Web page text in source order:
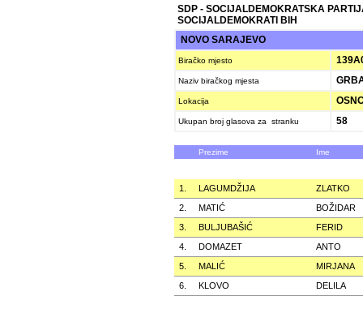
SDP - SOCIJALDEMOKRATSKA
SOCIJALDEMOKRATI BIH
NOVO SARAJEVO
Biračko mjesto
Naziv biračkog mjesta
Lokacija
Ukupan broj glasova za stranku 58
Prezime Ime
1. LAGUMDŽIJA
ZLATKO
2.
MATIĆ
BOŽIDAR
3.
BULJUBAŠIĆ
FERID
4.
DOMAZET
ANTO
5.
MALIĆ
MIRJANA
6.
KLOVO DELILA